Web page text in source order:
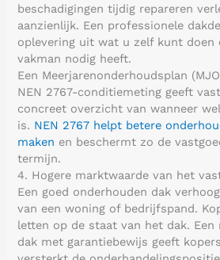
beschadigingen tijdig repareren
aanzienlijk. Een professionele
oplevering uit wat u zelf kunt doen
vakman nodig heeft.
Een Meerjarenonderhoudsplan
NEN 2767-conditiemeting geeft
concreet overzicht van wanneer
is. NEN 2767 helpt betere
maken en beschermt zo de
termijn.
4. Hogere marktwaarde van het
Een goed onderhouden dak
van een woning of bedrijfspand.
letten op de staat van het dak. Een
dak met garantiebewijs geeft